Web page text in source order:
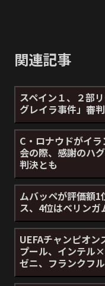
関連記事
スペイン１、２部
グレイラ事件」審
C・ロナウドがイ
会の際、感謝のハ
判決とも
ムバッペが評価額
ス、4位はベリンガ
UEFAチャンピオ
プール、インテル
ゼニ、フランクフ